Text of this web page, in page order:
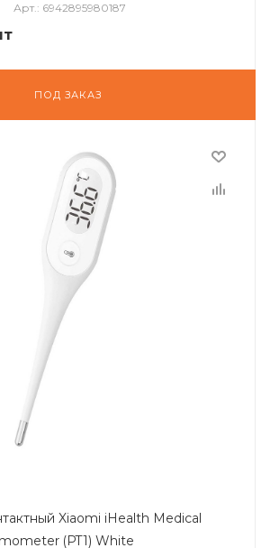
Арт.: 6942895980187
ПОД ЗАКАЗ
Xiaomi iHealth Medical
(PT1) White